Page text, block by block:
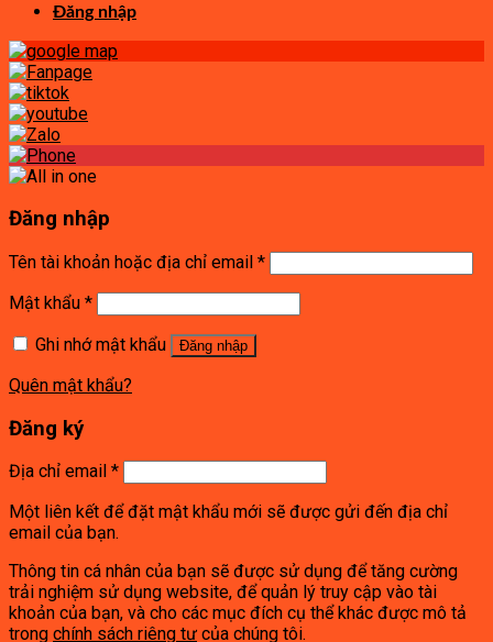
Đăng nhập
Đăng nhập
Tên tài khoản hoặc địa chỉ email *
Mật khẩu *
Ghi nhớ mật khẩu
Đăng nhập
Quên mật khẩu?
Đăng ký
Địa chỉ email *
Một liên kết để đặt mật khẩu mới sẽ được gửi đến địa chỉ
email của bạn.
Thông tin cá nhân của bạn sẽ được sử dụng để tăng cường
trải nghiệm sử dụng website, để quản lý truy cập vào tài
khoản của bạn, và cho các mục đích cụ thể khác được mô tả
trong chính sách riêng tư của chúng tôi.